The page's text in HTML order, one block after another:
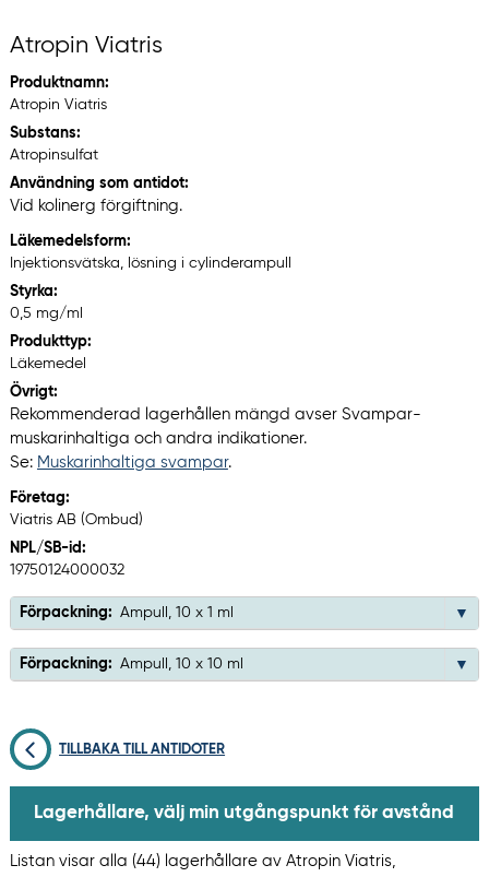
Atropin Viatris
Produktnamn:
Atropin Viatris
Substans:
Atropinsulfat
Användning som antidot:
Vid kolinerg förgiftning.
Läkemedelsform:
Injektionsvätska, lösning i cylinderampull
Styrka:
0,5 mg/ml
Produkttyp:
Läkemedel
Övrigt:
Rekommenderad lagerhållen mängd avser Svampar-
muskarinhaltiga och andra indikationer.
Se: Muskarinhaltiga svampar.
Företag:
Viatris AB (Ombud)
NPL/SB-id:
19750124000032
Förpackning: Ampull, 10 x 1 ml
Förpackning: Ampull, 10 x 10 ml
TILLBAKA TILL ANTIDOTER
Lagerhållare, välj min utgångspunkt för avstånd
Listan visar alla (44) lagerhållare av Atropin Viatris,